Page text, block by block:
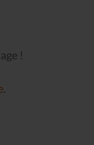
!
.